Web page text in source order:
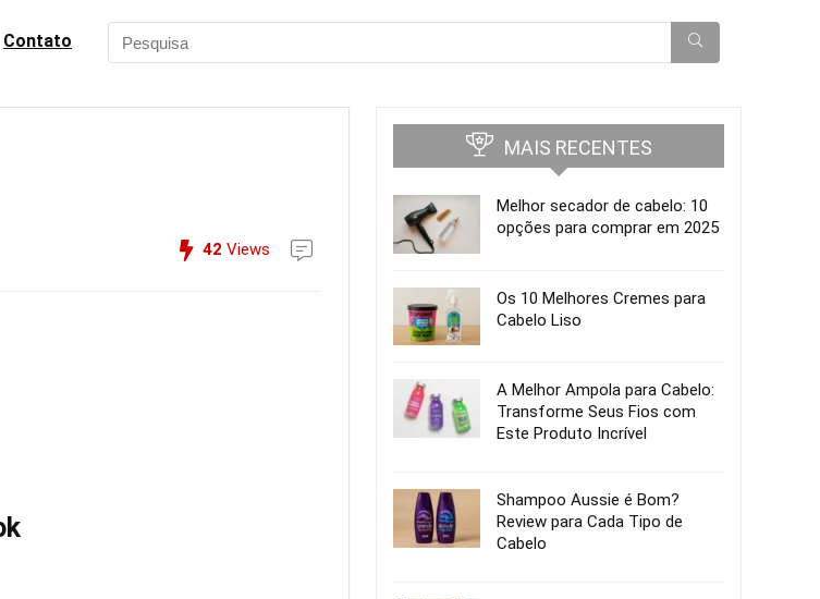
Contato
42 Views
MAIS RECENTES
Melhor secador de cabelo: 10
opções para comprar em 2025
Os 10 Melhores Cremes para
Cabelo Liso
A Melhor Ampola para Cabelo:
Transforme Seus Fios com
Este Produto Incrível
Shampoo Aussie é Bom?
Review para Cada Tipo de
Cabelo